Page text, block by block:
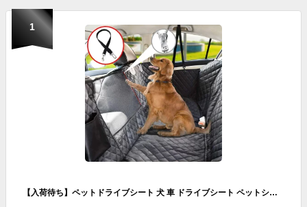
1
【入荷待ち】ペットドライブシート 犬 車 ドライブシート ペットシートカバー 犬 車 カーシート 可視メッシュ窓 超強防水 汚れ防止 丸洗い可 清潔簡単 飛び出し防止 犬用 車シートカバードライブボックス BOX 防水ドライブシート 車用ペットシート 後部座席